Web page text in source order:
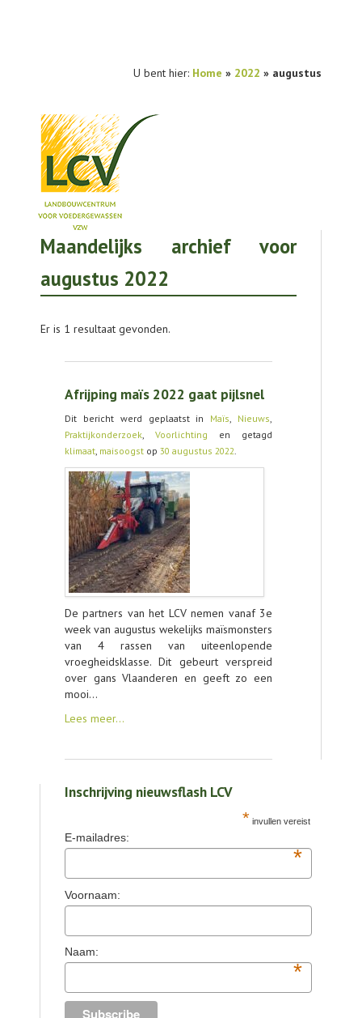
U bent hier: Home » 2022 » augustus
NIEUWS
PRAKTIJKONDERZOEK
CONTACT
Maandelijks archief voor
augustus 2022
Er is 1 resultaat gevonden.
Afrijping maïs 2022 gaat pijlsnel
Dit bericht werd geplaatst in Maïs, Nieuws,
Praktijkonderzoek, Voorlichting en getagd
klimaat, maisoogst op 30 augustus 2022.
De partners van het LCV nemen vanaf 3e
week van augustus wekelijks maïsmonsters
van 4 rassen van uiteenlopende
vroegheidsklasse. Dit gebeurt verspreid
over gans Vlaanderen en geeft zo een
mooi…
Lees meer…
Inschrijving nieuwsflash LCV
* invullen vereist
E-mailadres:
*
Voornaam:
Naam:
*